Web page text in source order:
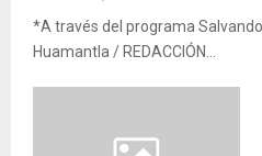
*A través del programa
Huamantla / REDACCIÓN...